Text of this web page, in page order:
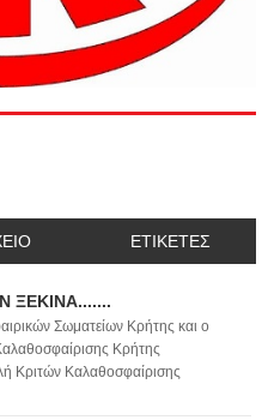
ΕΤΙΚΕΤΕΣ
ΞΕΚΙΝΑ.......
Σωματείων Κρήτης και ο
Κρήτης
Κριτών Καλαθοσφαίρισης